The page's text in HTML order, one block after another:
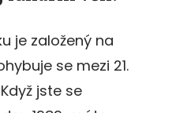
je založený na
se mezi 21.
jste se